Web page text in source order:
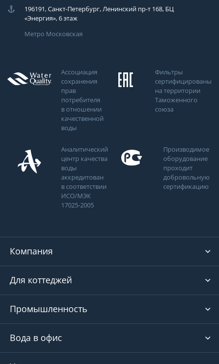
196191, Санкт-Петербург, Ленинский пр-т 168, БЦ
«Энергия», 6 этаж
Метро Московская
Ассоциация
сохранения
прав
потребителя
в отношении
качественной
воды
Фильтры
сертифицированы
на территории
Таможенного
союза
Аналитический
центр качества
воды
аккредитован
в соответствии
ИСО/МЭК
17025-2005
Производимое
оборудование
проходит
добровольную
сертификацию
Компания
Для коттеджей
Промышленность
Вода в офис